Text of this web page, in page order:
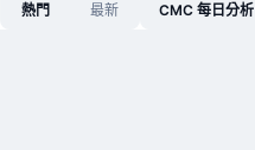
熱門 最新 CMC 每日分析